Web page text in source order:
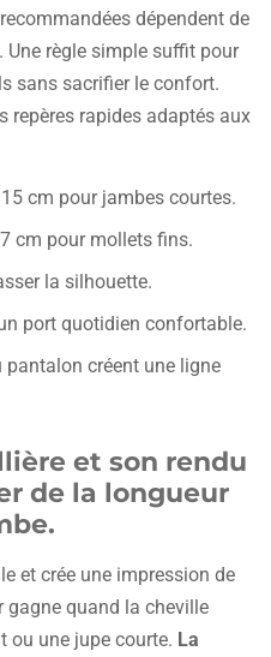
dépendent de
Une règle simple suffit pour
sans sacrifier le confort.
repères rapides adaptés aux
cm pour jambes courtes.
cm pour mollets fins.
la silhouette.
port quotidien confortable.
pantalon créent une ligne
et son rendu
de la longueur
et crée une impression de
gagne quand la cheville
ou une jupe courte. La